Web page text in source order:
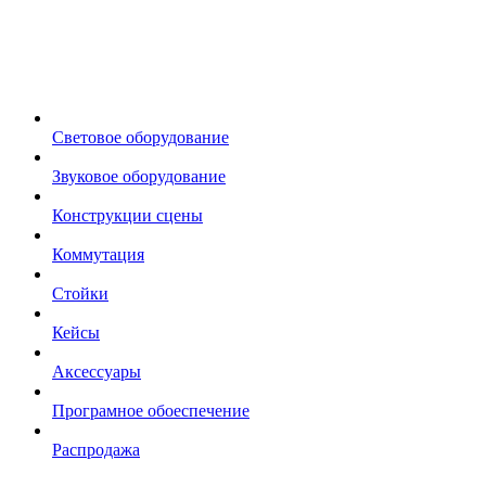
Световое оборудование
Звуковое оборудование
Конструкции сцены
Коммутация
Стойки
Кейсы
Аксессуары
Програмное обоеспечение
Распродажа